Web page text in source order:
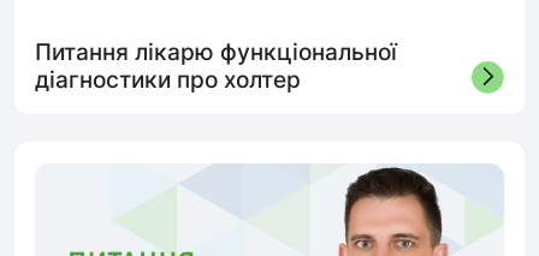
Питання лікарю функціональної
діагностики про холтер